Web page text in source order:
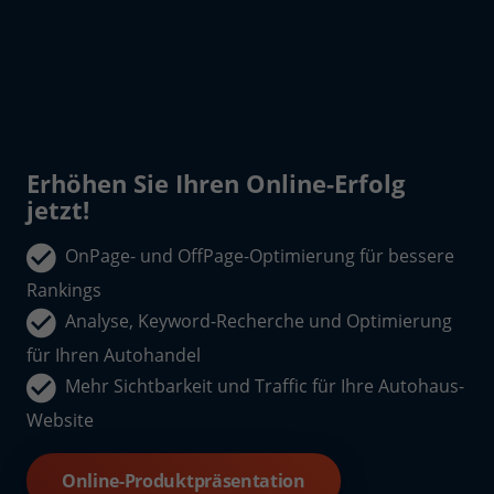
Erhöhen Sie Ihren Online-Erfolg
jetzt!
OnPage- und OffPage-Optimierung für bessere
Rankings
Analyse, Keyword-Recherche und Optimierung
für Ihren Autohandel
Mehr Sichtbarkeit und Traffic für Ihre Autohaus-
Website
Online-Produktpräsentation